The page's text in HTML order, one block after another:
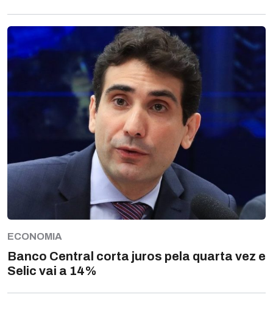
ECONOMIA
Banco Central corta juros pela quarta vez e
Selic vai a 14%